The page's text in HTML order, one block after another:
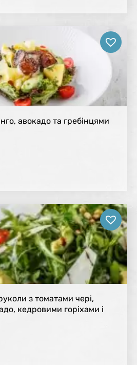
авокадо та гребінцями
з томатами чері,
кедровими горіхами і